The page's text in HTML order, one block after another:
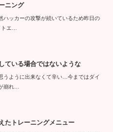
ニング
ハッカーの攻撃が続いているため昨日の
エ…
ている場合ではないような
うように出来なくて辛い…今まではダイ
崩れ…
たトレーニングメニュー